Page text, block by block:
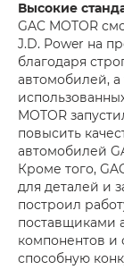
Высокие
GAC MOTOR
J.D. Power на
благодаря
автомобилей, а
MOTOR
повысить
автомобилей
Кроме того,
для деталей и
построил
поставщиками
компонентов и
способную